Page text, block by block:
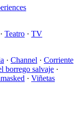
· Teatro · TV
· Channel · Corriente
borrego salvaje ·
· Viñetas